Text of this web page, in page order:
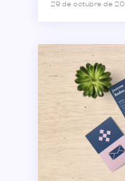
29 de octubre de